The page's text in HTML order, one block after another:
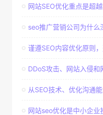
网站SEO优化重点是超
seo推广营销公司为什么
谨遵SEO内容优化原则
DDoS攻击、网站入侵
从SEO技术、优化沟通
网站seo优化是中小企业